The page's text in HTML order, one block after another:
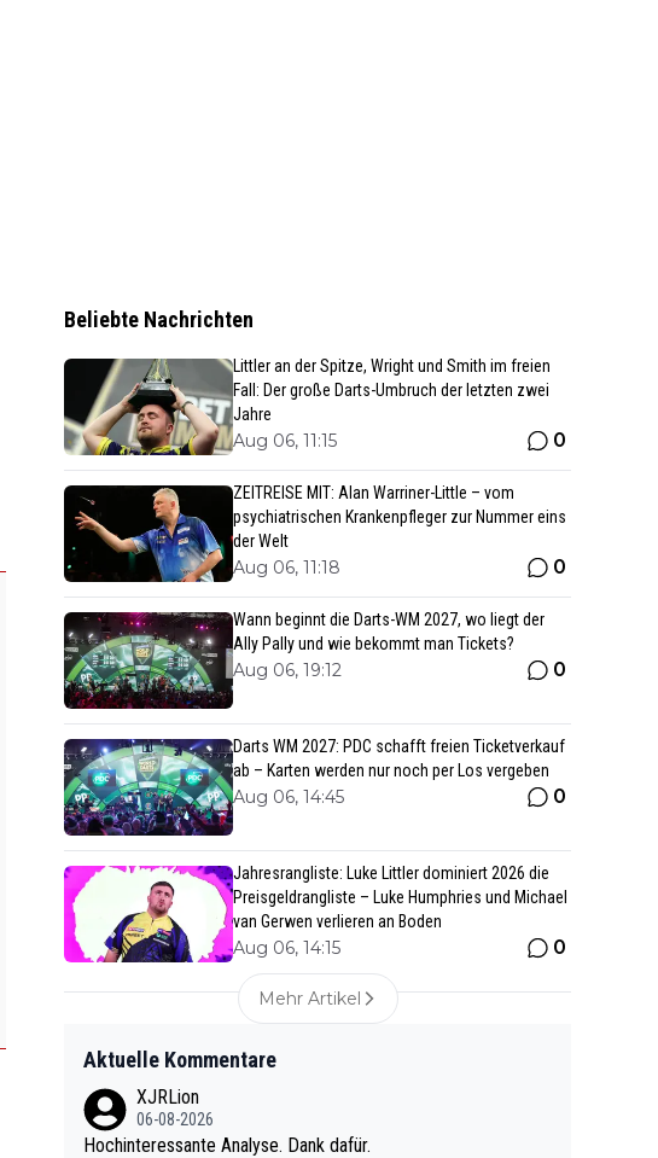
Beliebte Nachrichten
Littler an der Spitze, Wright und Smith im freien
Fall: Der große Darts-Umbruch der letzten zwei
Jahre
Aug 06, 11:15 0
ZEITREISE MIT: Alan Warriner-Little – vom
psychiatrischen Krankenpfleger zur Nummer eins
der Welt
Aug 06, 11:18 0
Wann beginnt die Darts-WM 2027, wo liegt der
Ally Pally und wie bekommt man Tickets?
Aug 06, 19:12 0
Darts WM 2027: PDC schafft freien Ticketverkauf
ab – Karten werden nur noch per Los vergeben
Aug 06, 14:45 0
Jahresrangliste: Luke Littler dominiert 2026 die
Preisgeldrangliste – Luke Humphries und Michael
van Gerwen verlieren an Boden
Aug 06, 14:15 0
Mehr Artikel
Aktuelle Kommentare
XJRLion
06-08-2026
Hochinteressante Analyse. Dank dafür.